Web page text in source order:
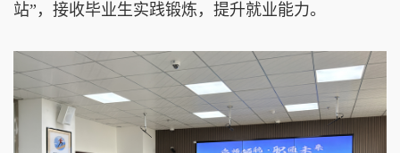
站”，接收毕业生实践锻炼，提升就业能力。